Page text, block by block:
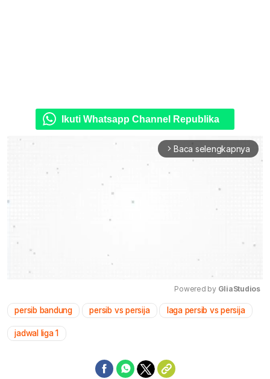
Ikuti Whatsapp Channel Republika
arrow_forward_ios Baca selengkapnya
Mute
Powered by GliaStudios
persib bandung persib vs persija laga persib vs persija
jadwal liga 1